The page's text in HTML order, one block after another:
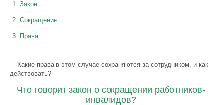
Закон
Сокращение
Права
Какие права в этом случае сохраняются за сотрудником, и как
действовать?
Что говорит закон о сокращении работников-
инвалидов?